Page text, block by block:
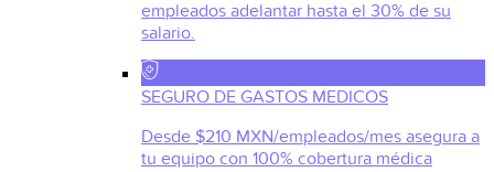
empleados adelantar hasta el 30% de su
salario.
SEGURO DE GASTOS MEDICOS
Desde $210 MXN/empleados/mes asegura a
tu equipo con 100% cobertura médica